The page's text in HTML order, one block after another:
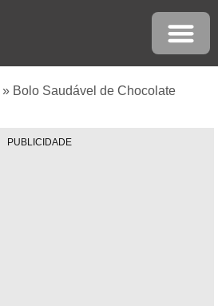
» Bolo Saudável de Chocolate
PUBLICIDADE